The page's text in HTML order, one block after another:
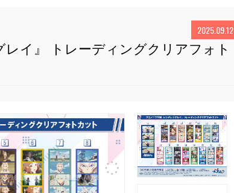
2025.09.12
イ』 トレーディングクリアフォト